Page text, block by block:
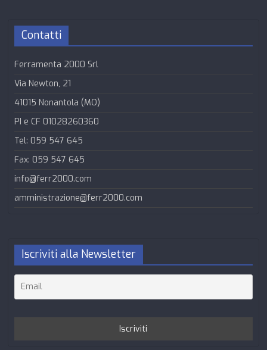
Contatti
Ferramenta 2000 Srl
Via Newton, 21
41015 Nonantola (MO)
PI e CF 01028260360
Tel: 059 547 645
Fax: 059 547 645
info@ferr2000.com
amministrazione@ferr2000.com
Iscriviti alla Newsletter